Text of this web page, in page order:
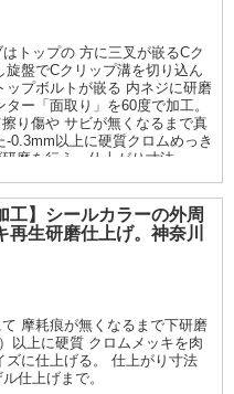
トップの 方に三叉が嵌るCク
盤でCクリップ溝を切り込ん
プボルトが嵌る 内ネジに研磨
ー「面取り」を60度で加工。
り傷や サビが無くなるまで真
0.3mm以上に硬質クロムめっき
磨を行う。仕上がり寸法
工】シールカラーの外周
再生研磨仕上げ。神奈川
摩耗痕が無くなるまで下研磨
以上に硬質 クロムメッキを肉
に仕上げる。 仕上がり寸法
仕上げまで。